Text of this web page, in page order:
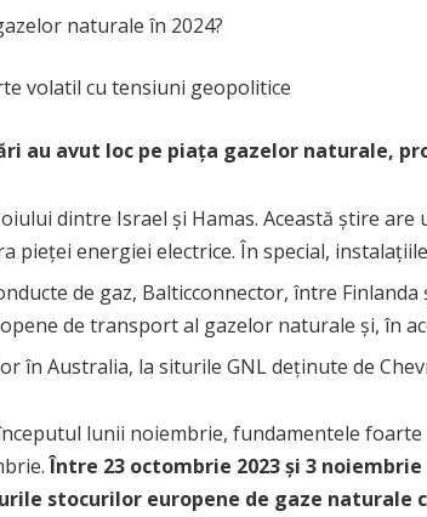
naturale în 2024?
volatil cu tensiuni geopolitice
au avut loc pe piața gazelor naturale,
dintre Israel și Hamas. Această știre
pieței energiei electrice. În special,
de gaz, Balticconnector, între
de transport al gazelor naturale și, în
în Australia, la siturile GNL deținute de
lunii noiembrie, fundamentele
Între 23 octombrie 2023 și 3
stocurilor europene de gaze naturale